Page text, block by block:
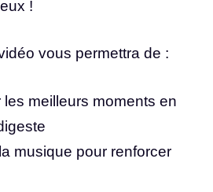
!
vous permettra de :
meilleurs moments en
musique pour renforcer